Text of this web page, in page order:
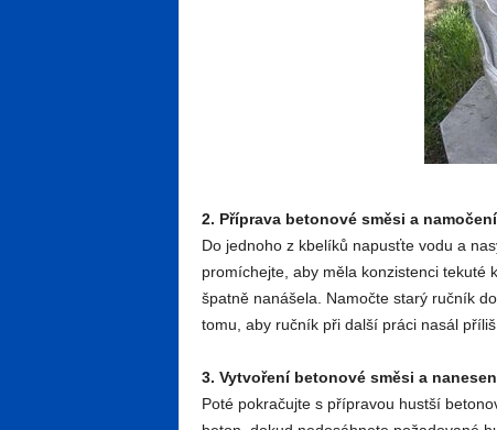
2. Příprava betonové směsi a
Do jednoho z kbelíků napusťte vodu a
promíchejte, aby měla konzistenci tekuté
špatně nanášela. Namočte starý ručník
tomu, aby ručník při další práci nasál
3. Vytvoření betonové směsi a
Poté pokračujte s přípravou hustší